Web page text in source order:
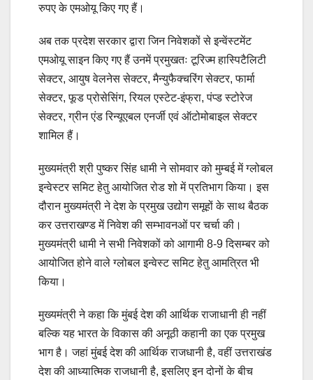
रुपए के एमओयू किए गए हैं।
अब तक प्रदेश सरकार द्वारा जिन निवेशकों से इन्वेंस्टमेंट
एमओयू साइन किए गए हैं उनमें प्रमुखतः टूरिज्म हास्पिटैलिटी
सेक्टर, आयुष वेलनेस सेक्टर, मैन्युफैक्चरिंग सेक्टर, फार्मा
सेक्टर, फूड प्रोसेसिंग, रियल एस्टेट-इंफ्रा, पंप्ड स्टोरेज
सेक्टर, ग्रीन एंड रिन्यूएबल एनर्जी एवं ऑटोमोबाइल सेक्टर
शामिल हैं।
मुख्यमंत्री श्री पुष्कर सिंह धामी ने सोमवार को मुम्बई में ग्लोबल
इन्वेस्टर समिट हेतु आयोजित रोड शो में प्रतिभाग किया। इस
दौरान मुख्यमंत्री ने देश के प्रमुख उद्योग समूहों के साथ बैठक
कर उत्तराखण्ड में निवेश की सम्भावनओं पर चर्चा की।
मुख्यमंत्री धामी ने सभी निवेशकों को आगामी 8-9 दिसम्बर को
आयोजित होने वाले ग्लोबल इन्वेस्ट समिट हेतु आमत्रित भी
किया।
मुख्यमंत्री ने कहा कि मुंबई देश की आर्थिक राजाधानी ही नहीं
बल्कि यह भारत के विकास की अनूठी कहानी का एक प्रमुख
भाग है। जहां मुंबई देश की आर्थिक राजधानी है, वहीं उत्तराखंड
देश की आध्यात्मिक राजधानी है, इसलिए इन दोनों के बीच